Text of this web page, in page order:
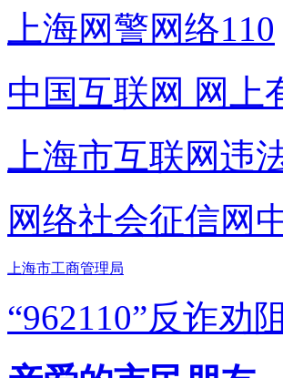
上海网警网络110
中国互联网 网上
上海市互联网违
网络社会征信网
上海市工商管理局
“962110”反诈劝